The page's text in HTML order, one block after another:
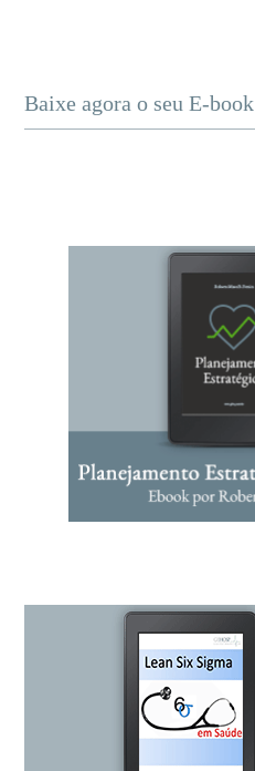
Baixe agora o seu E-book